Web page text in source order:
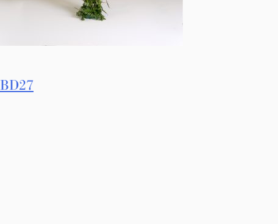
Innleggsnavigasjon
BD27